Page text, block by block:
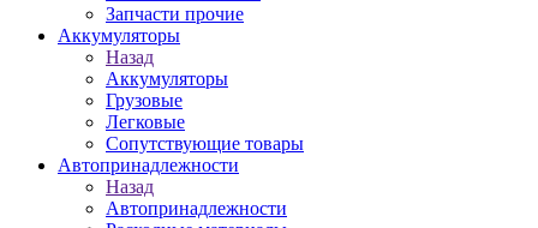
Запчасти прочие
Аккумуляторы
Назад
Аккумуляторы
Грузовые
Легковые
Сопутствующие товары
Автопринадлежности
Назад
Автопринадлежности